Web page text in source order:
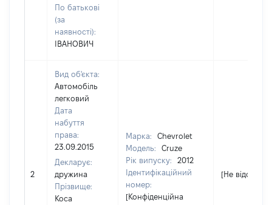
По батькові
(за
наявності):
ІВАНОВИЧ
2
Вид об'єкта:
Автомобіль
легковий
Дата
набуття
права:
23.09.2015
Декларує:
дружина
Прізвище:
Коса
Марка:
Chevrolet
Модель:
Cruze
Рік випуску:
2012
Ідентифікаційний
номер:
[Конфіденційна
[Не відомо]